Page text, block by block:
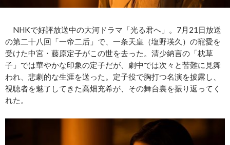
NHKで好評放送中の大河ドラマ「光る君へ」。7月21日放送
の第二十八回「一帝二后」で、一条天皇（塩野瑛久）の寵愛を
受けた中宮・藤原定子がこの世を去った。清少納言の「枕草
子」では華やかな印象の定子だが、劇中では次々と苦難に見舞
われ、悲劇的な生涯を送った。定子役で胸打つ名演を披露し、
視聴者を魅了してきた高畑充希が、その舞台裏を振り返ってく
れた。